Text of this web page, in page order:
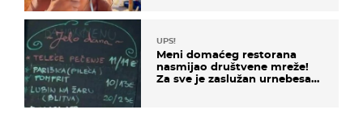
UPS!
Meni domaćeg restorana
nasmijao društvene mreže!
Za sve je zaslužan urnebesan